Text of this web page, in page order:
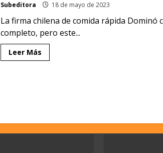
Subeditora 18 de mayo de 2023
La firma chilena de comida rápida Dominó
completo, pero este...
Leer Más